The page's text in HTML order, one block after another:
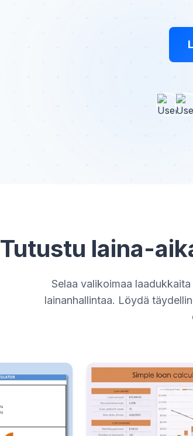
Tutustu laina-
Selaa valikoimaa
lainanhallintaa. Löydä